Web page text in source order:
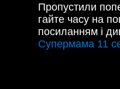
Пропустили
гайте часу на
посиланням і
Супермама 11